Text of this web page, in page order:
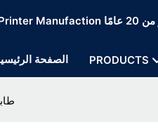
الصفحة PRODUCTS